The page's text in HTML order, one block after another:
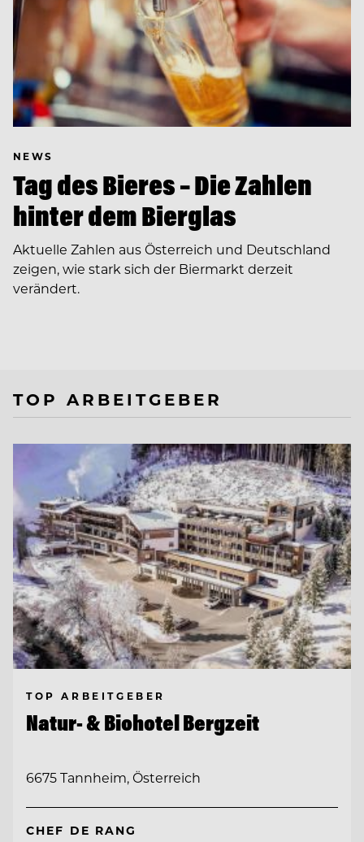
NEWS
Tag des Bieres – Die Zahlen
hinter dem Bierglas
Aktuelle Zahlen aus Österreich und Deutschland
zeigen, wie stark sich der Biermarkt derzeit
verändert.
TOP ARBEITGEBER
TOP ARBEITGEBER
Natur- & Biohotel Bergzeit
6675 Tannheim, Österreich
CHEF DE RANG